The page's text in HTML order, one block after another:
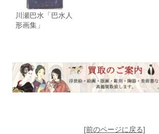
川瀬巴水「巴水人
形画集」
[前のページに戻る]